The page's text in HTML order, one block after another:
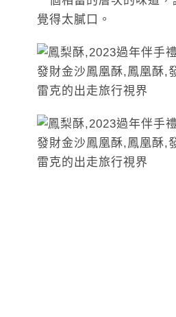
覺得太膩口。